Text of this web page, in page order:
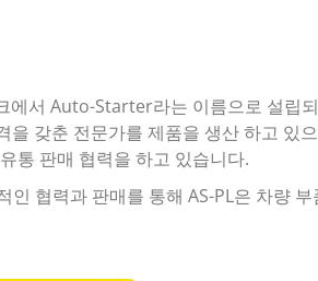
에서 Auto-Starter라는 이름으로 설립
을 갖춘 전문가를 제품을 생산 하고 있
통 판매 협력을 하고 있습니다.
인 협력과 판매를 통해 AS-PL은 차량